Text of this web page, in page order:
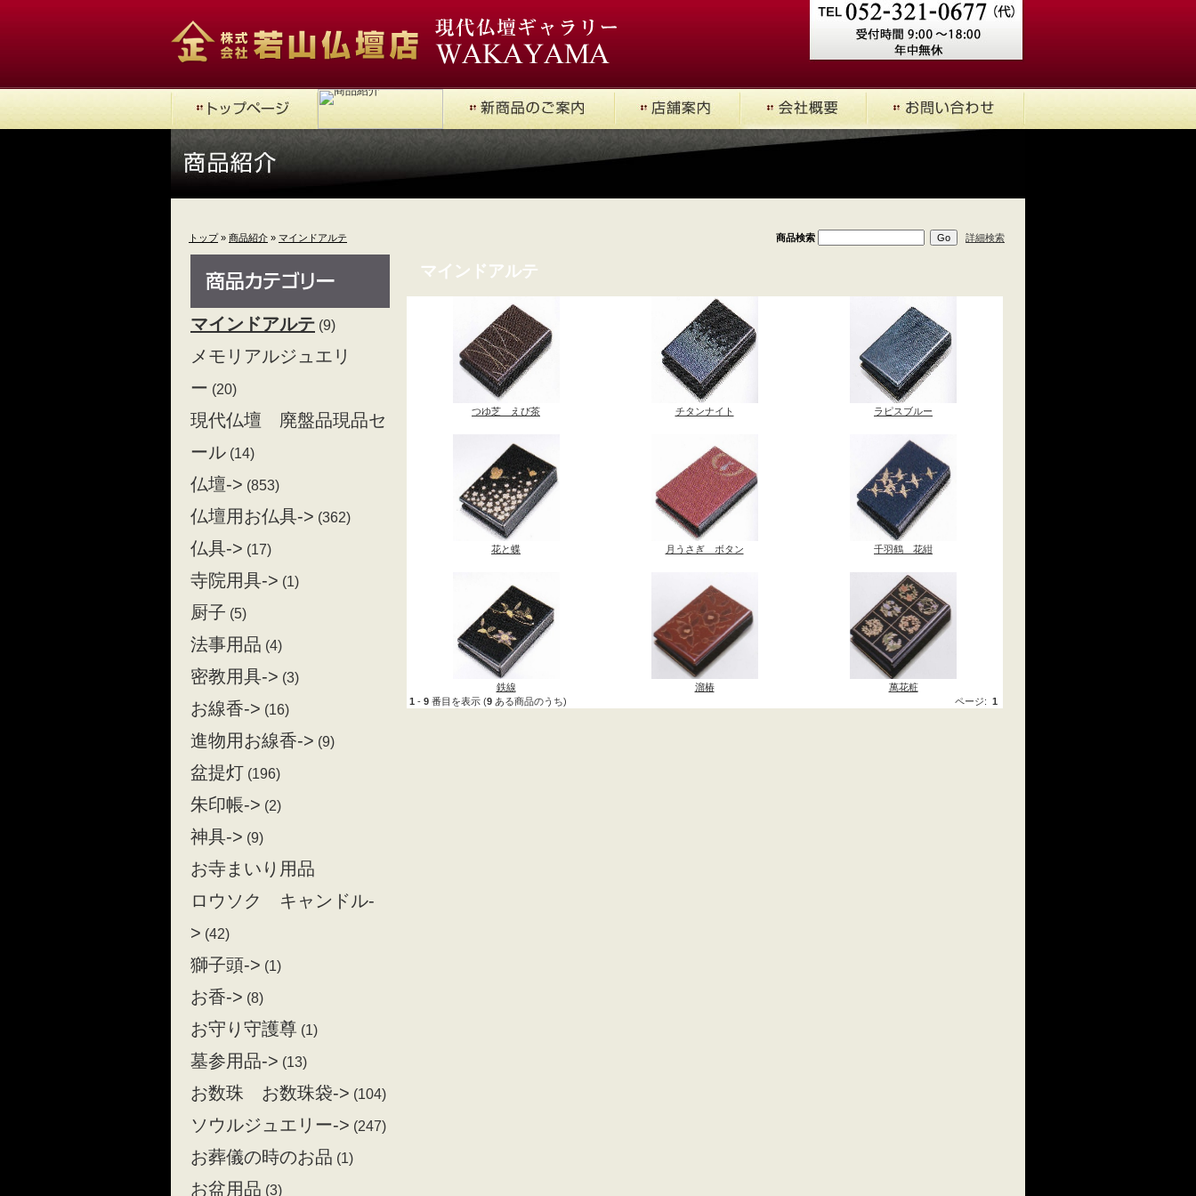
トップ» 商品紹介 » マインドアルテ 商品検索 詳細検索
マインドアルテ (9)
メモリアルジュエリ
ー (20)
現代仏壇 廃盤品現品セ
ール (14)
仏壇-> (853)
仏壇用お仏具-> (362)
仏具-> (17)
寺院用具-> (1)
厨子 (5)
法事用品 (4)
密教用具-> (3)
お線香-> (16)
進物用お線香-> (9)
盆提灯 (196)
朱印帳-> (2)
神具-> (9)
お寺まいり用品
ロウソク キャンドル-
> (42)
獅子頭-> (1)
お香-> (8)
お守り守護尊 (1)
墓参用品-> (13)
お数珠 お数珠袋-> (104)
ソウルジュエリー-> (247)
お葬儀の時のお品 (1)
お盆用品 (3)
マインドアルテ
つゆ芝 えび茶 チタンナイト ラピスブルー
花と蝶 月うさぎ ボタン 千羽鶴 花紺
鉄線 溜椿
萬花粧
1 - 9 番目を表示 (9 ある商品のうち) ページ: 1